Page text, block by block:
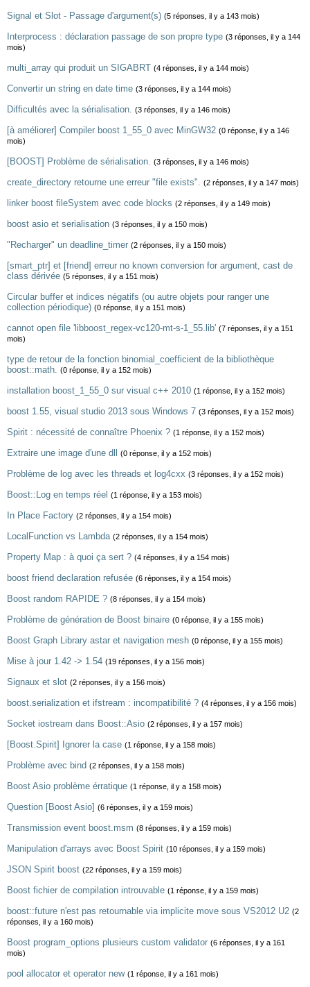
Signal et Slot - Passage d'argument(s) (5 réponses, il y a 143 mois)
Interprocess : déclaration passage de son propre type (3 réponses, il y a 144
mois)
multi_array qui produit un SIGABRT (4 réponses, il y a 144 mois)
Convertir un string en date time (3 réponses, il y a 144 mois)
Difficultés avec la sérialisation. (3 réponses, il y a 146 mois)
[à améliorer] Compiler boost 1_55_0 avec MinGW32 (0 réponse, il y a 146
mois)
[BOOST] Problème de sérialisation. (3 réponses, il y a 146 mois)
create_directory retourne une erreur "file exists". (2 réponses, il y a 147 mois)
linker boost fileSystem avec code blocks (2 réponses, il y a 149 mois)
boost asio et serialisation (3 réponses, il y a 150 mois)
"Recharger" un deadline_timer (2 réponses, il y a 150 mois)
[smart_ptr] et [friend] erreur no known conversion for argument, cast de
class dérivée (5 réponses, il y a 151 mois)
Circular buffer et indices négatifs (ou autre objets pour ranger une
collection périodique) (0 réponse, il y a 151 mois)
cannot open file 'libboost_regex-vc120-mt-s-1_55.lib' (7 réponses, il y a 151
mois)
type de retour de la fonction binomial_coefficient de la bibliothèque
boost::math. (0 réponse, il y a 152 mois)
installation boost_1_55_0 sur visual c++ 2010 (1 réponse, il y a 152 mois)
boost 1.55, visual studio 2013 sous Windows 7 (3 réponses, il y a 152 mois)
Spirit : nécessité de connaître Phoenix ? (1 réponse, il y a 152 mois)
Extraire une image d'une dll (0 réponse, il y a 152 mois)
Problème de log avec les threads et log4cxx (3 réponses, il y a 152 mois)
Boost::Log en temps réel (1 réponse, il y a 153 mois)
In Place Factory (2 réponses, il y a 154 mois)
LocalFunction vs Lambda (2 réponses, il y a 154 mois)
Property Map : à quoi ça sert ? (4 réponses, il y a 154 mois)
boost friend declaration refusée (6 réponses, il y a 154 mois)
Boost random RAPIDE ? (8 réponses, il y a 154 mois)
Problème de génération de Boost binaire (0 réponse, il y a 155 mois)
Boost Graph Library astar et navigation mesh (0 réponse, il y a 155 mois)
Mise à jour 1.42 -> 1.54 (19 réponses, il y a 156 mois)
Signaux et slot (2 réponses, il y a 156 mois)
boost.serialization et ifstream : incompatibilité ? (4 réponses, il y a 156 mois)
Socket iostream dans Boost::Asio (2 réponses, il y a 157 mois)
[Boost.Spirit] Ignorer la case (1 réponse, il y a 158 mois)
Problème avec bind (2 réponses, il y a 158 mois)
Boost Asio problème érratique (1 réponse, il y a 158 mois)
Question [Boost Asio] (6 réponses, il y a 159 mois)
Transmission event boost.msm (8 réponses, il y a 159 mois)
Manipulation d'arrays avec Boost Spirit (10 réponses, il y a 159 mois)
JSON Spirit boost (22 réponses, il y a 159 mois)
Boost fichier de compilation introuvable (1 réponse, il y a 159 mois)
boost::future n'est pas retournable via implicite move sous VS2012 U2 (2
réponses, il y a 160 mois)
Boost program_options plusieurs custom validator (6 réponses, il y a 161
mois)
pool allocator et operator new (1 réponse, il y a 161 mois)